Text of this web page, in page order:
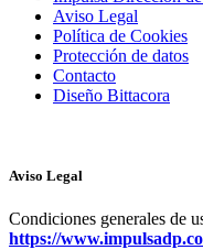
Aviso Legal
Política de Cookies
Protección de datos
Contacto
Diseño Bittacora
Aviso Legal
Condiciones generales de
https://